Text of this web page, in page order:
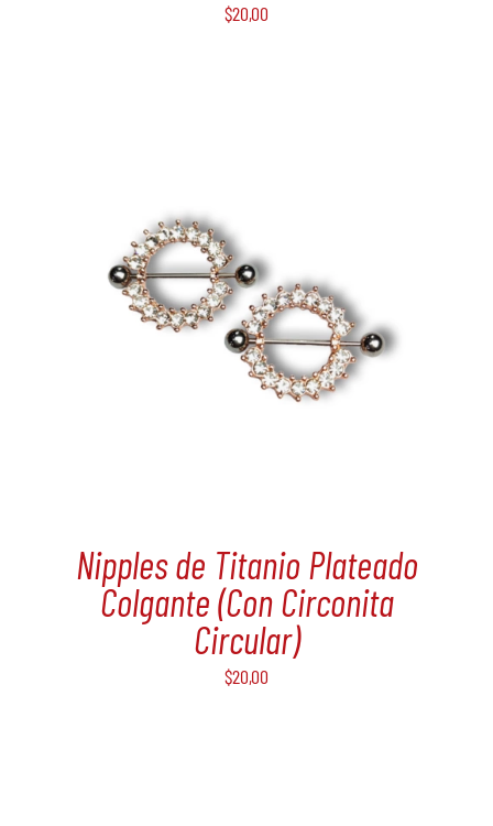
$20,00
Nipples de Titanio Plateado
Colgante (Con Circonita
Circular)
$20,00